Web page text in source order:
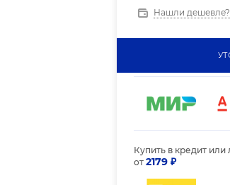
Нашли дешевле?
Купить в кредит или
от2179 ₽